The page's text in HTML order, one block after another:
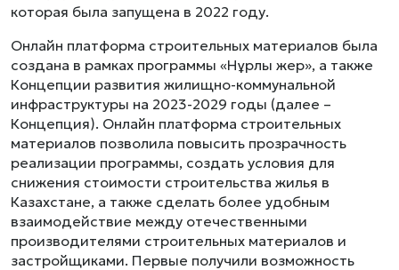
которая была запущена в 2022 году.
Онлайн платформа строительных материалов была
создана в рамках программы «Нұрлы жер», а также
Концепции развития жилищно-коммунальной
инфраструктуры на 2023-2029 годы (далее –
Концепция). Онлайн платформа строительных
материалов позволила повысить прозрачность
реализации программы, создать условия для
снижения стоимости строительства жилья в
Казахстане, а также сделать более удобным
взаимодействие между отечественными
производителями строительных материалов и
застройщиками. Первые получили возможность